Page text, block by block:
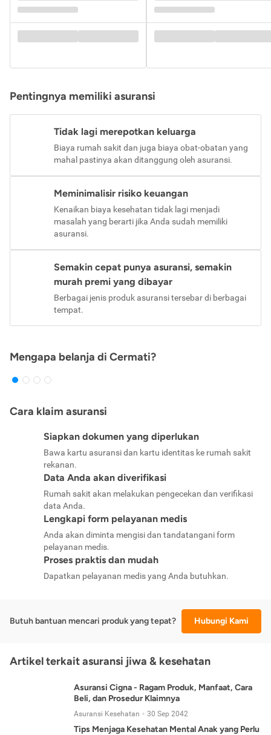
Pentingnya memiliki asuransi
Tidak lagi merepotkan keluarga
Biaya rumah sakit dan juga biaya obat-obatan yang
mahal pastinya akan ditanggung oleh asuransi.
Meminimalisir risiko keuangan
Kenaikan biaya kesehatan tidak lagi menjadi
masalah yang berarti jika Anda sudah memiliki
asuransi.
Semakin cepat punya asuransi, semakin
murah premi yang dibayar
Berbagai jenis produk asuransi tersebar di berbagai
tempat.
Mengapa belanja di Cermati?
Cara klaim asuransi
Siapkan dokumen yang diperlukan
Bawa kartu asuransi dan kartu identitas ke rumah sakit
rekanan.
Data Anda akan diverifikasi
Rumah sakit akan melakukan pengecekan dan verifikasi
data Anda.
Lengkapi form pelayanan medis
Anda akan diminta mengisi dan tandatangani form
pelayanan medis.
Proses praktis dan mudah
Dapatkan pelayanan medis yang Anda butuhkan.
Butuh bantuan mencari produk yang tepat? Hubungi Kami
Artikel terkait asuransi jiwa & kesehatan
Asuransi Cigna - Ragam Produk, Manfaat, Cara
Beli, dan Prosedur Klaimnya
Asuransi Kesehatan 30 Sep 2042
Tips Menjaga Kesehatan Mental Anak yang Perlu